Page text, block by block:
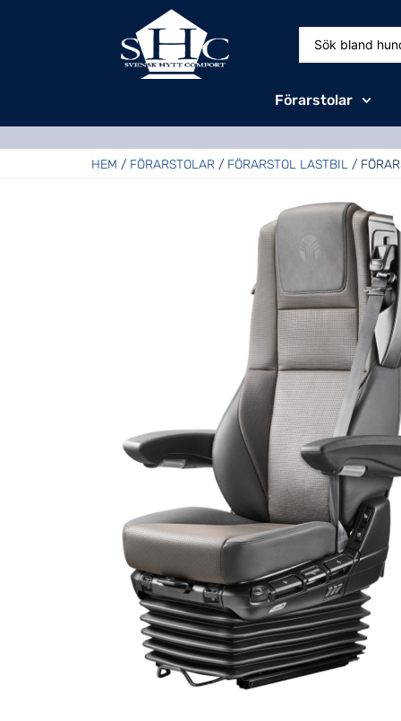
Förarstolar
HEM / FÖRARSTOLAR / FÖRARSTOL LASTBIL /